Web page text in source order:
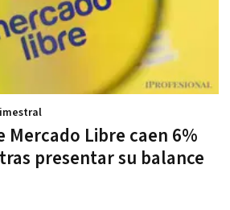
Mercado Libre caen 6%
presentar su balance